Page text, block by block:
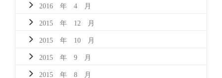
2016 年 4 月
2015 年 12 月
2015 年 10 月
2015 年 9 月
2015 年 8 月